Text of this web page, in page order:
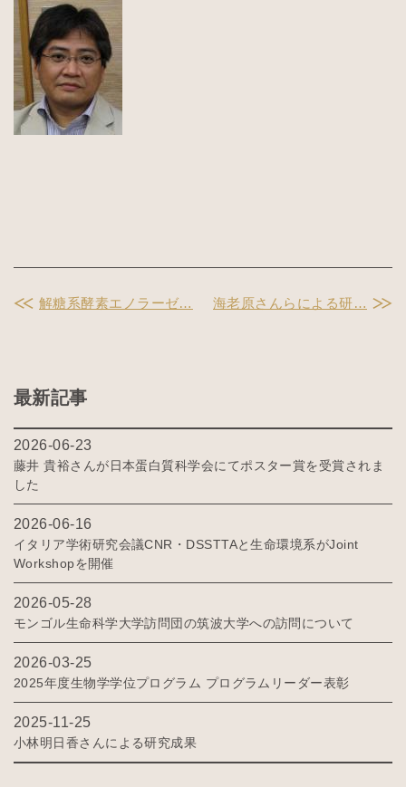
解糖系酵素エノラーゼ… 海老原さんらによる研…
最新記事
2026-06-23
藤井 貴裕さんが日本蛋白質科学会にてポスター賞を受賞されま
した
2026-06-16
イタリア学術研究会議CNR・DSSTTAと生命環境系がJoint
Workshopを開催
2026-05-28
モンゴル生命科学大学訪問団の筑波大学への訪問について
2026-03-25
2025年度生物学学位プログラム プログラムリーダー表彰
2025-11-25
小林明日香さんによる研究成果